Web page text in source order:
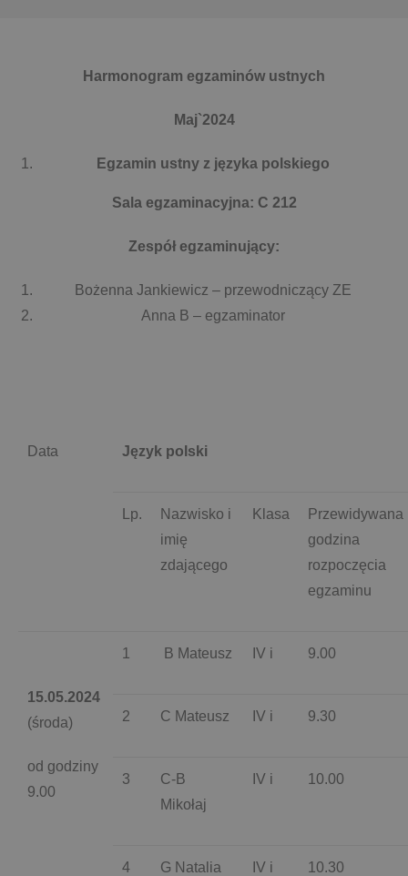
Harmonogram egzaminów ustnych
Maj`2024
Egzamin ustny z języka polskiego
Sala egzaminacyjna: C 212
Zespół egzaminujący:
Bożenna Jankiewicz – przewodniczący ZE
Anna B – egzaminator
Data Język polski
Lp.
Nazwisko i
imię
zdającego
Klasa
Przewidywana
godzina
rozpoczęcia
egzaminu
15.05.2024
(środa)
od godziny
9.00
1 B Mateusz IV i 9.00
2 C Mateusz IV i 9.30
3
C-B
Mikołaj
IV i 10.00
4 G Natalia IV i 10.30